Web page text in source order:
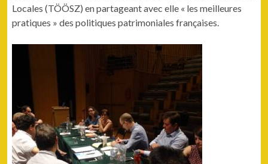
Locales (TÖÖSZ) en partageant avec elle « les meilleures
pra­tiques » des poli­tiques pat­ri­mo­ni­ales françaises.